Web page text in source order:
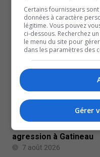
agression à Gatineau
7 août 2026
Certains fournisseurs
données à caractère
légitime. Vous pouvez
ci-dessous. Recherchez
le menu du site pour
dans les paramètres des
Gérer